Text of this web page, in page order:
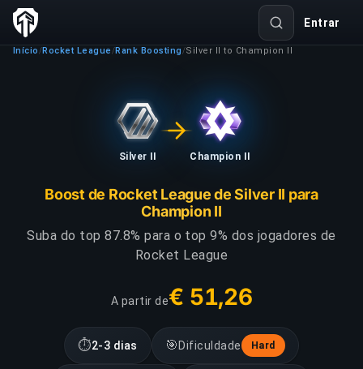
Entrar
Início /Rocket League /Rank Boosting /Silver II to Champion II
Silver II Champion II
Boost de Rocket League de Silver II para
Champion II
Suba do top 87.8% para o top 9% dos jogadores de
Rocket League
A partir de€ 51,26
⏱2-3 dias 🎯Dificuldade Hard